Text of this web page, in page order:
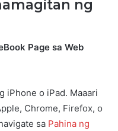
ng
Page sa Web
iPhone o iPad. Maaari
Chrome, Firefox, o
sa Pahina ng